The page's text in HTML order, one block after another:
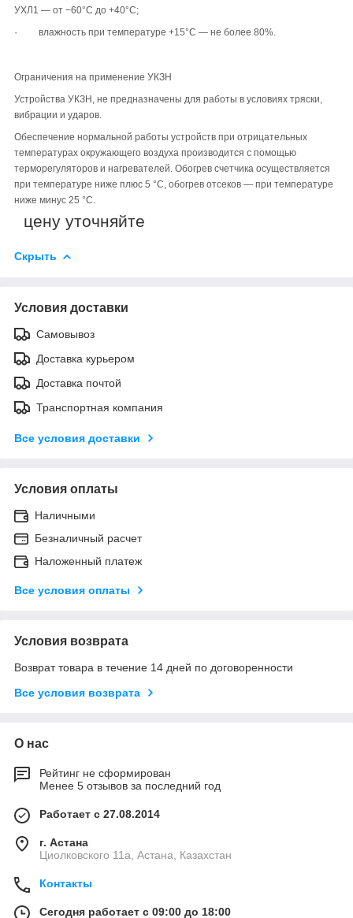
УХЛ1 — от −60°С до +40°С;
· влажность при температуре +15°С — не более 80%.
Ограничения на применение УКЗН
Устройства УКЗН, не предназначены для работы в условиях тряски,
вибрации и ударов.
Обеспечение нормальной работы устройств при отрицательных
температурах окружающего воздуха производится с помощью
терморегуляторов и нагревателей. Обогрев счетчика осуществляется
при температуре ниже плюс 5 °C, обогрев отсеков — при температуре
ниже минус 25 °C.
цену уточняйте
Скрыть
Условия доставки
Самовывоз
Доставка курьером
Доставка почтой
Транспортная компания
Все условия доставки
Условия оплаты
Наличными
Безналичный расчет
Наложенный платеж
Все условия оплаты
Условия возврата
Возврат товара в течение 14 дней по договоренности
Все условия возврата
О нас
Рейтинг не сформирован
Менее 5 отзывов за последний год
Работает с 27.08.2014
г. Астана
Циолковского 11а, Астана, Казахстан
Контакты
Сегодня работает с 09:00 до 18:00